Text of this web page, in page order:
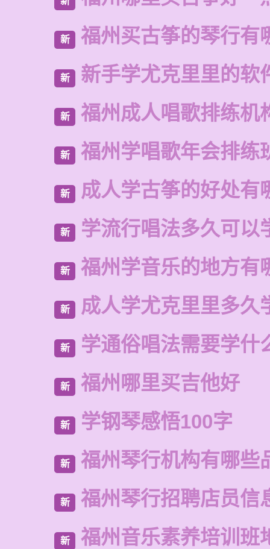
新 福州买古筝的琴行有
新 新手学尤克里里的软
新 福州成人唱歌排练机
新 福州学唱歌年会排练
新 成人学古筝的好处有
新 学流行唱法多久可以
新 福州学音乐的地方有
新 成人学尤克里里多久
新 学通俗唱法需要学什
新 福州哪里买吉他好
新 学钢琴感悟100字
新 福州琴行机构有哪些
新 福州琴行招聘店员信
新 福州音乐素养培训班